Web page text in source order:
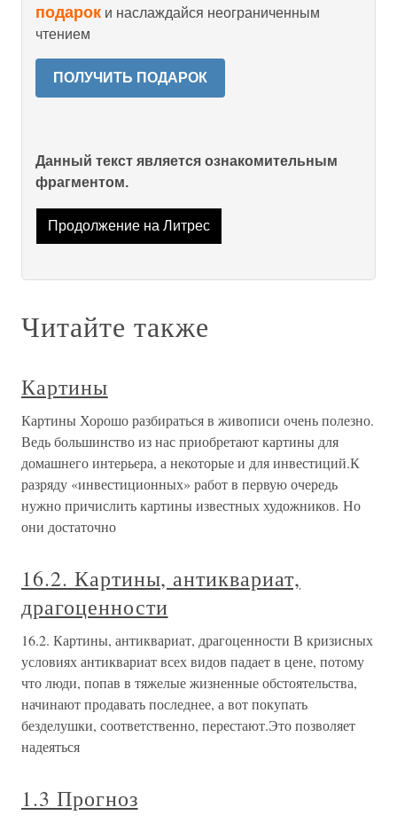
подарок и наслаждайся неограниченным
чтением
ПОЛУЧИТЬ ПОДАРОК
Данный текст является ознакомительным
фрагментом.
Продолжение на Литрес
Читайте также
Картины
Картины Хорошо разбираться в живописи очень полезно.
Ведь большинство из нас приобретают картины для
домашнего интерьера, а некоторые и для инвестиций.К
разряду «инвестиционных» работ в первую очередь
нужно причислить картины известных художников. Но
они достаточно
16.2. Картины, антиквариат,
драгоценности
16.2. Картины, антиквариат, драгоценности В кризисных
условиях антиквариат всех видов падает в цене, потому
что люди, попав в тяжелые жизненные обстоятельства,
начинают продавать последнее, а вот покупать
безделушки, соответственно, перестают.Это позволяет
надеяться
1.3 Прогноз